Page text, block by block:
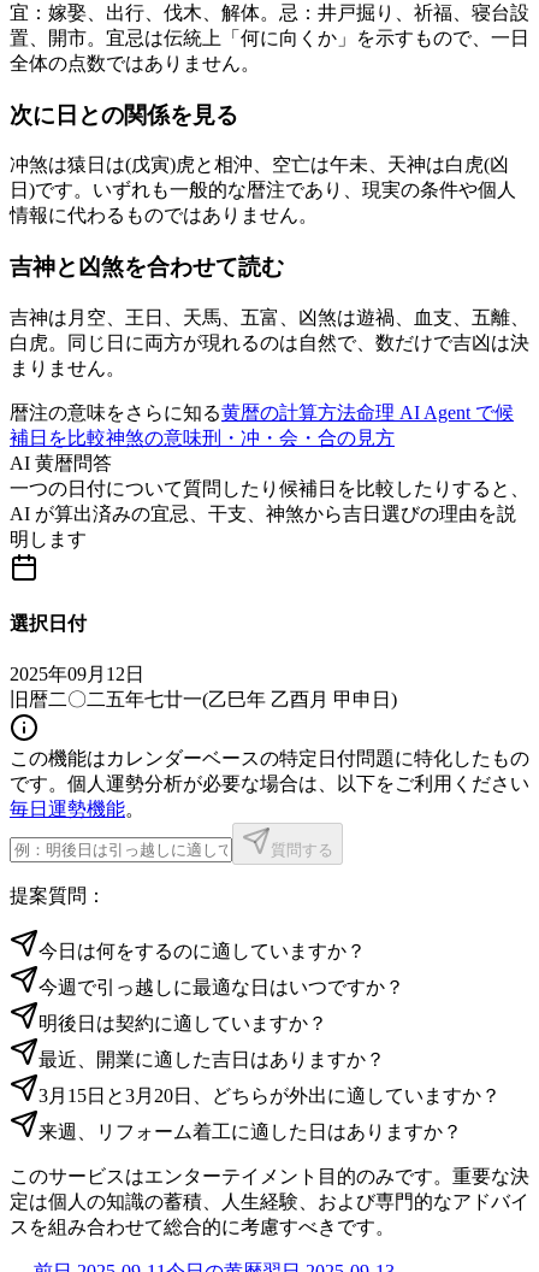
宜：嫁娶、出行、伐木、解体。忌：井戸掘り、祈福、寝台設
置、開市。宜忌は伝統上「何に向くか」を示すもので、一日
全体の点数ではありません。
次に日との関係を見る
冲煞は猿日は(戊寅)虎と相沖、空亡は午未、天神は白虎(凶
日)です。いずれも一般的な暦注であり、現実の条件や個人
情報に代わるものではありません。
吉神と凶煞を合わせて読む
吉神は月空、王日、天馬、五富、凶煞は遊禍、血支、五離、
白虎。同じ日に両方が現れるのは自然で、数だけで吉凶は決
まりません。
暦注の意味をさらに知る黄暦の計算方法命理 AI Agent で候
補日を比較神煞の意味刑・冲・会・合の見方
AI 黄暦問答
一つの日付について質問したり候補日を比較したりすると、
AI が算出済みの宜忌、干支、神煞から吉日選びの理由を説
明します
選択日付
2025年09月12日
旧暦二〇二五年七廿一(乙巳年 乙酉月 甲申日 )
この機能はカレンダーベースの特定日付問題に特化したもの
です。個人運勢分析が必要な場合は、以下をご利用ください
毎日運勢機能。
質問する
提案質問：
今日は何をするのに適していますか？
今週で引っ越しに最適な日はいつですか？
明後日は契約に適していますか？
最近、開業に適した吉日はありますか？
3月15日と3月20日、どちらが外出に適していますか？
来週、リフォーム着工に適した日はありますか？
このサービスはエンターテイメント目的のみです。重要な決
定は個人の知識の蓄積、人生経験、および専門的なアドバイ
スを組み合わせて総合的に考慮すべきです。